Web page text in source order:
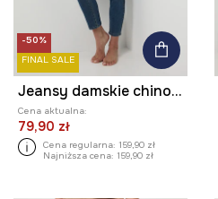
-50%
FINAL SALE
Jeansy damskie chino z paskiem
Cena aktualna:
79,90 zł
Cena regularna: 159,90 zł
Najniższa cena: 159,90 zł